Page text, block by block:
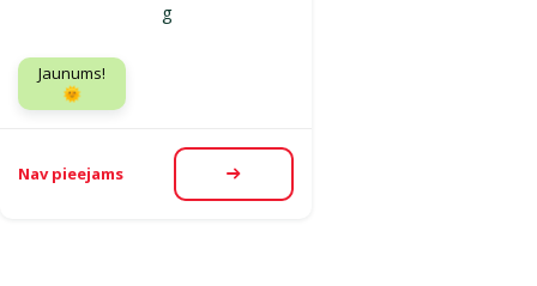
g
Jaunums!
🌞
Nav pieejams Apskatīt